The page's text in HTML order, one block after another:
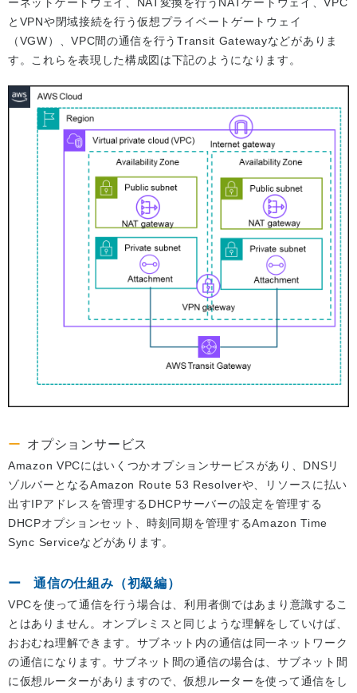
とVPNや閉域接続を行う仮想プライベートゲートウェイ
（VGW）、VPC間の通信を行うTransit Gatewayなどがありま
す。これらを表現した構成図は下記のようになります。
オプションサービス
Amazon VPCにはいくつかオプションサービスがあり、DNSリ
ゾルバーとなるAmazon Route 53 Resolverや、リソースに払い
出すIPアドレスを管理するDHCPサーバーの設定を管理する
DHCPオプションセット、時刻同期を管理するAmazon Time
Sync Serviceなどがあります。
通信の仕組み（初級編）
VPCを使って通信を行う場合は、利用者側ではあまり意識するこ
とはありません。オンプレミスと同じような理解をしていけば、
おおむね理解できます。サブネット内の通信は同一ネットワーク
の通信になります。サブネット間の通信の場合は、サブネット間
に仮想ルーターがありますので、仮想ルーターを使って通信をし